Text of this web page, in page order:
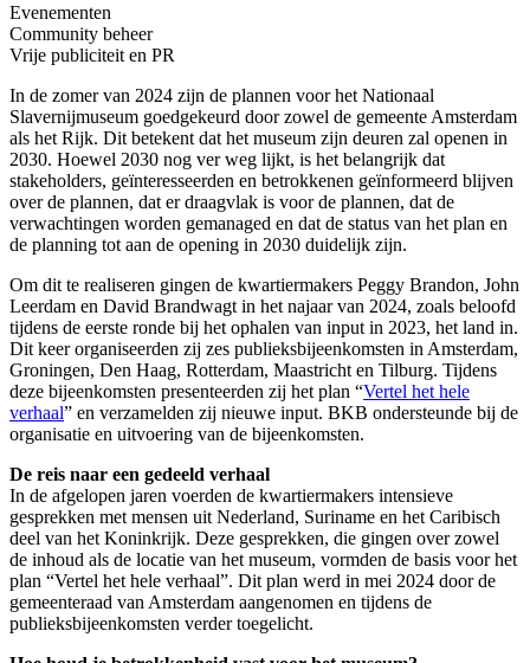
Evenementen
Community beheer
Vrije publiciteit en PR
In de zomer van 2024 zijn de plannen voor het Nationaal
Slavernijmuseum goedgekeurd door zowel de gemeente Amsterdam
als het Rijk. Dit betekent dat het museum zijn deuren zal openen in
2030. Hoewel 2030 nog ver weg lijkt, is het belangrijk dat
stakeholders, geïnteresseerden en betrokkenen geïnformeerd blijven
over de plannen, dat er draagvlak is voor de plannen, dat de
verwachtingen worden gemanaged en dat de status van het plan en
de planning tot aan de opening in 2030 duidelijk zijn.
Om dit te realiseren gingen de kwartiermakers Peggy Brandon, John
Leerdam en David Brandwagt in het najaar van 2024, zoals beloofd
tijdens de eerste ronde bij het ophalen van input in 2023, het land in.
Dit keer organiseerden zij zes publieksbijeenkomsten in Amsterdam,
Groningen, Den Haag, Rotterdam, Maastricht en Tilburg. Tijdens
deze bijeenkomsten presenteerden zij het plan “Vertel het hele
verhaal” en verzamelden zij nieuwe input. BKB ondersteunde bij de
organisatie en uitvoering van de bijeenkomsten.
De reis naar een gedeeld verhaal
In de afgelopen jaren voerden de kwartiermakers intensieve
gesprekken met mensen uit Nederland, Suriname en het Caribisch
deel van het Koninkrijk. Deze gesprekken, die gingen over zowel
de inhoud als de locatie van het museum, vormden de basis voor het
plan “Vertel het hele verhaal”. Dit plan werd in mei 2024 door de
gemeenteraad van Amsterdam aangenomen en tijdens de
publieksbijeenkomsten verder toegelicht.